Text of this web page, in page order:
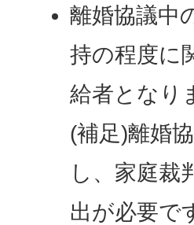
離婚協議中
持の程度に
給者となり
(補足)離婚
し、家庭裁
出が必要で